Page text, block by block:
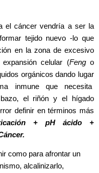
el cáncer vendría a ser la
tejido nuevo -lo que
en la zona de excesivo
celular (Fengo
orgánicos dando lugar
inmune que necesita
bazo, el riñón y el hígado
definir en términos más
+ pH ácido +
como para afrontar un
alcalinizarlo,